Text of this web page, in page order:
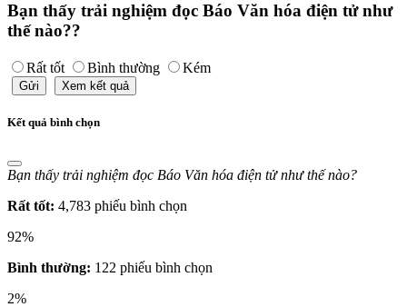
Bạn thấy trải nghiệm đọc Báo Văn hóa điện tử như
thế nào??
Rất tốt Bình thường Kém
Gửi Xem kết quả
Kết quả bình chọn
Bạn thấy trải nghiệm đọc Báo Văn hóa điện tử như thế nào?
Rất tốt: 4,783 phiếu bình chọn
92%
Bình thường: 122 phiếu bình chọn
2%